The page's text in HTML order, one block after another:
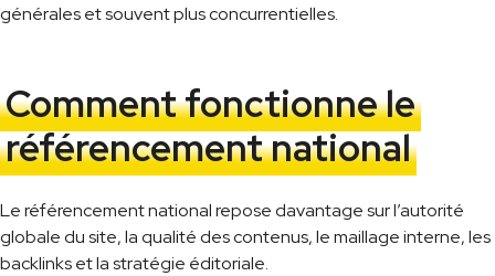
générales et souvent plus concurrentielles.
Comment fonctionne le
référencement national
Le référencement national repose davantage sur l’autorité
globale du site, la qualité des contenus, le maillage interne, les
backlinks et la stratégie éditoriale.